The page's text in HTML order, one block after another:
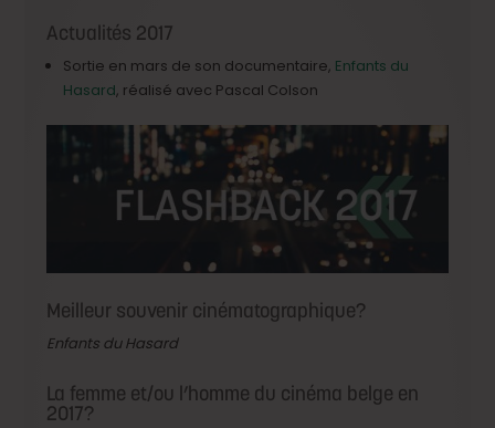
Actualités 2017
Sortie en mars de son documentaire, Enfants du
Hasard, réalisé avec Pascal Colson
Meilleur souvenir cinématographique?
Enfants du Hasard
La femme et/ou l’homme du cinéma belge en
2017?